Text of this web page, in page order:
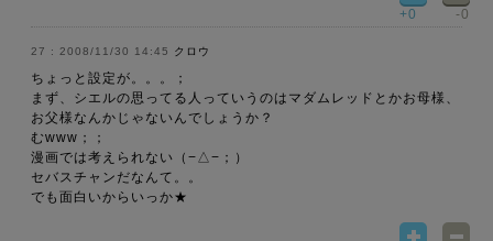
+0 -0
2008/11/30 14:45 クロウ
ちょっと設定が。。。；
まず、シエルの思ってる人っていうのはマダムレッドとかお母様、
お父様なんかじゃないんでしょうか？
むwww；；
漫画では考えられない（−△−；）
セバスチャンだなんて。。
でも面白いからいっか★